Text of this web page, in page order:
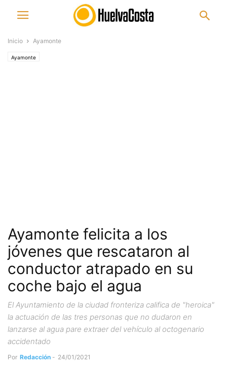
Inicio Ayamonte
Ayamonte
Ayamonte felicita a los
jóvenes que rescataron al
conductor atrapado en su
coche bajo el agua
El Ayuntamiento de la ciudad fronteriza califica de "heroica"
la actuación de las tres personas que no dudaron en
lanzarse al agua pare extraer del vehículo al octogenario
accidentado
Por Redacción - 24/01/2021